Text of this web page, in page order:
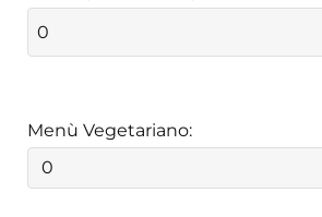
Menù Vegetariano: